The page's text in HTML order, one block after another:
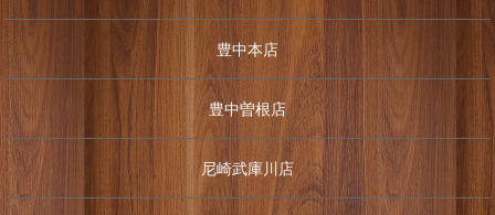
豊中本店
豊中曽根店
尼崎武庫川店